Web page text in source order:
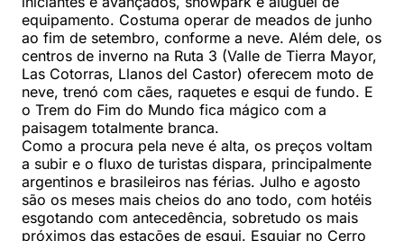
equipamento. Costuma operar de meados de junho
ao fim de setembro, conforme a neve. Além dele, os
centros de inverno na Ruta 3 (Valle de Tierra Mayor,
Las Cotorras, Llanos del Castor) oferecem moto de
neve, trenó com cães, raquetes e esqui de fundo. E
o Trem do Fim do Mundo fica mágico com a
paisagem totalmente branca.
Como a procura pela neve é alta, os preços voltam
a subir e o fluxo de turistas dispara, principalmente
argentinos e brasileiros nas férias. Julho e agosto
são os meses mais cheios do ano todo, com hotéis
esgotando com antecedência, sobretudo os mais
próximos das estações de esqui. Esquiar no Cerro